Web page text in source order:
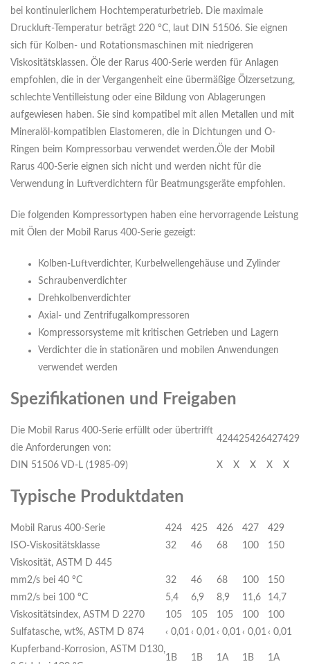
bei kontinuierlichem Hochtemperaturbetrieb. Die maximale
Druckluft-Temperatur beträgt 220 °C, laut DIN 51506. Sie eignen
sich für Kolben- und Rotationsmaschinen mit niedrigeren
Viskositätsklassen. Öle der Rarus 400-Serie werden für Anlagen
empfohlen, die in der Vergangenheit eine übermäßige Ölzersetzung,
schlechte Ventilleistung oder eine Bildung von Ablagerungen
aufgewiesen haben. Sie sind kompatibel mit allen Metallen und mit
Mineralöl-kompatiblen Elastomeren, die in Dichtungen und O-
Ringen beim Kompressorbau verwendet werden.Öle der Mobil
Rarus 400-Serie eignen sich nicht und werden nicht für die
Verwendung in Luftverdichtern für Beatmungsgeräte empfohlen.
Die folgenden Kompressortypen haben eine hervorragende Leistung
mit Ölen der Mobil Rarus 400-Serie gezeigt:
Kolben-Luftverdichter, Kurbelwellengehäuse und Zylinder
Schraubenverdichter
Drehkolbenverdichter
Axial- und Zentrifugalkompressoren
Kompressorsysteme mit kritischen Getrieben und Lagern
Verdichter die in stationären und mobilen Anwendungen
verwendet werden
Spezifikationen und Freigaben
Die Mobil Rarus 400-Serie erfüllt oder übertrifft
die Anforderungen von:
424425426427429
DIN 51506 VD-L (1985-09) X X X X X
Typische Produktdaten
Mobil Rarus 400-Serie 424 425 426 427
429
ISO-Viskositätsklasse
32 46 68 100
150
Viskosität, ASTM D 445
mm2/s bei 40 ºC
32 46 68 100
150
mm2/s bei 100 ºC
5,4 6,9 8,9 11,6
14,7
Viskositätsindex, ASTM D 2270
105 105 105 100
100
Sulfatasche, wt%, ASTM D 874
‹ 0,01 ‹ 0,01 ‹ 0,01 ‹ 0,01 ‹ 0,01
Kupferband-Korrosion, ASTM D130,
1B 1B 1A 1B 1A